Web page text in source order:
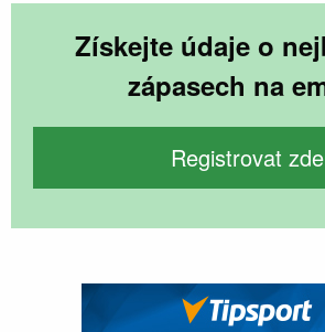
Získejte údaje o
zápasech na
Registrovat zde